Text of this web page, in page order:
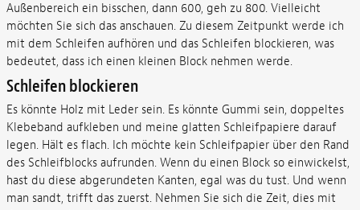
Außenbereich ein bisschen, dann 600, geh zu 800. Vielleicht
möchten Sie sich das anschauen. Zu diesem Zeitpunkt werde ich
mit dem Schleifen aufhören und das Schleifen blockieren, was
bedeutet, dass ich einen kleinen Block nehmen werde.
Schleifen blockieren
Es könnte Holz mit Leder sein. Es könnte Gummi sein, doppeltes
Klebeband aufkleben und meine glatten Schleifpapiere darauf
legen. Hält es flach. Ich möchte kein Schleifpapier über den Rand
des Schleifblocks aufrunden. Wenn du einen Block so einwickelst,
hast du diese abgerundeten Kanten, egal was du tust. Und wenn
man sandt, trifft das zuerst. Nehmen Sie sich die Zeit, dies mit